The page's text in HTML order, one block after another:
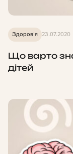
Здоров'я 23.07.2020
Що варто
дітей